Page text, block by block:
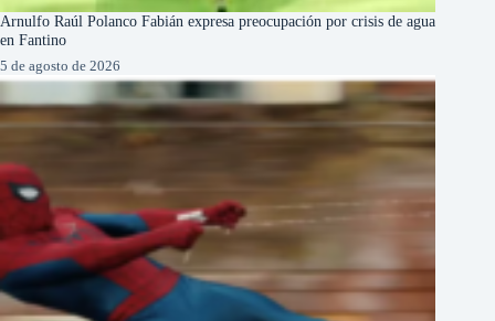
Arnulfo Raúl Polanco Fabián expresa preocupación por crisis de agua
en Fantino
5 de agosto de 2026